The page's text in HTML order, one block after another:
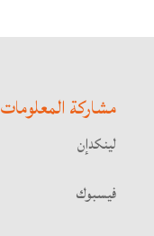
مشاركة المعلومات
لينكدإن
فيسبوك